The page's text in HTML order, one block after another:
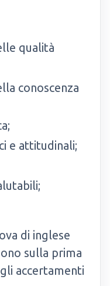
qualità
conoscenza
e attitudinali;
di inglese
sulla prima
accertamenti